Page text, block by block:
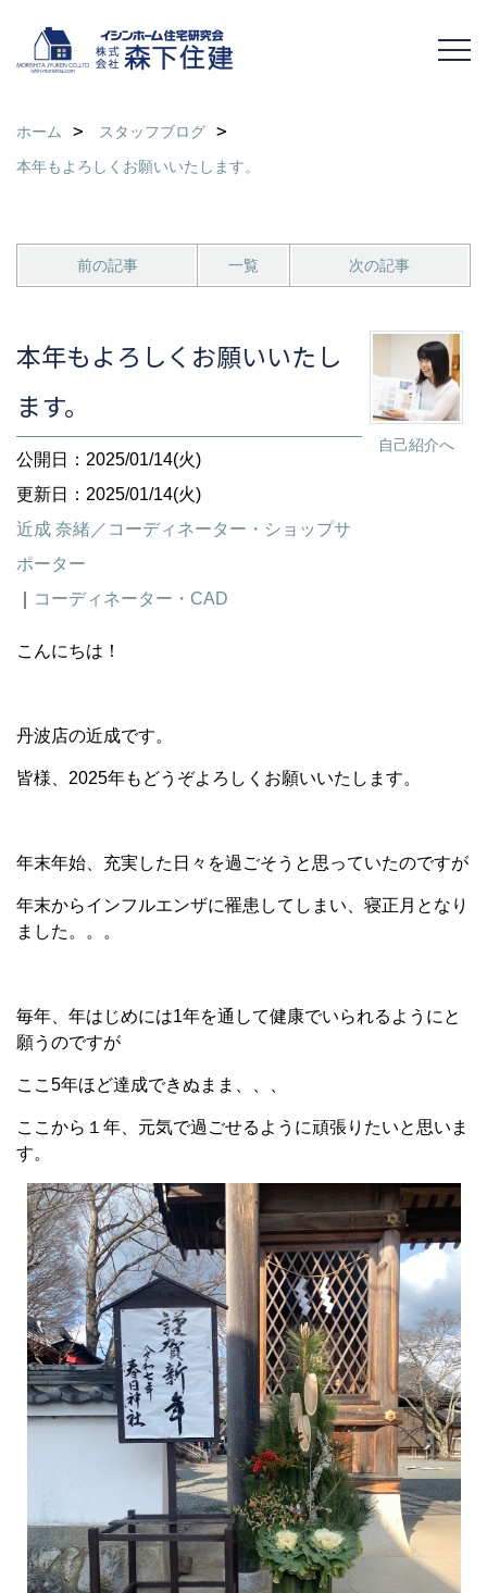
ホーム
スタッフブログ
本年もよろしくお願いいたします。
前の記事 一覧 次の記事
自己紹介へ
本年もよろしくお願いいたし
ます。
公開日：2025/01/14(火)
更新日：2025/01/14(火)
近成 奈緒／コーディネーター・ショップサ
ポーター
コーディネーター・CAD
こんにちは！
丹波店の近成です。
皆様、2025年もどうぞよろしくお願いいたします。
年末年始、充実した日々を過ごそうと思っていたのですが
年末からインフルエンザに罹患してしまい、寝正月となり
ました。。。
毎年、年はじめには1年を通して健康でいられるようにと
願うのですが
ここ5年ほど達成できぬまま、、、
ここから１年、元気で過ごせるように頑張りたいと思いま
す。